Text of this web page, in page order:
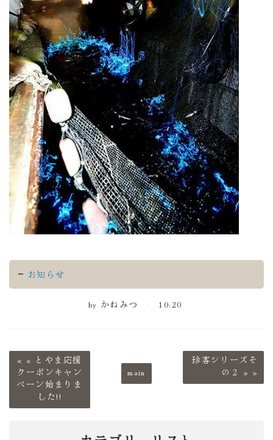
お知らせ
by かねみつ 10:20
« とやま応援
クーポンキャン
ペーン始まりま
した!!
main
珍客シリーズそ
の２ »